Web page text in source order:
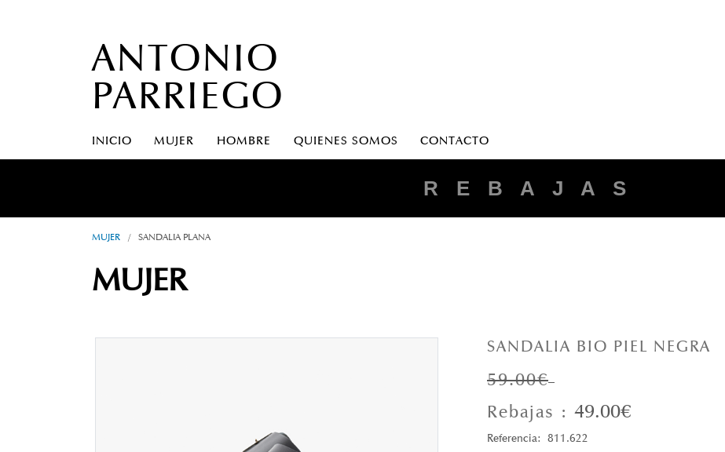
ANTONIO
PARRIEGO
INICIO MUJER HOMBRE QUIENES SOMOS CONTACTO
R E B A J A S
MUJER / SANDALIA PLANA
MUJER
SANDALIA BIO PIEL NEGRA
59.00€
Rebajas : 49.00€
Referencia: 811.622